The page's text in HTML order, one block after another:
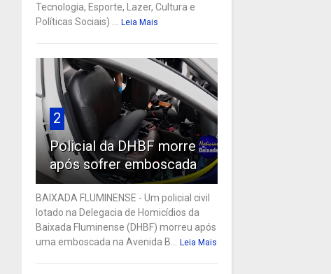
Tecnologia, Esporte, Lazer, Cultura e
Políticas Sociais) ...
Leia Mais
2
Policial da DHBF morre
após sofrer emboscada
BAIXADA FLUMINENSE - Um policial civil
lotado na Delegacia de Homicídios da
Baixada Fluminense (DHBF) morreu após
uma emboscada na Avenida B...
Leia Mais